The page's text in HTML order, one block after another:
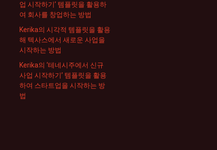
업 시작하기’ 템플릿을 활용하
여 회사를 창업하는 방법
Kerika의 시각적 템플릿을 활용
해 텍사스에서 새로운 사업을
시작하는 방법
Kerika의 ‘테네시주에서 신규
사업 시작하기’ 템플릿을 활용
하여 스타트업을 시작하는 방
법